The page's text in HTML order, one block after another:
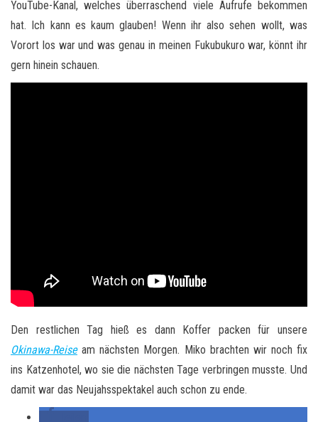
YouTube-Kanal, welches überraschend viele Aufrufe bekommen
hat. Ich kann es kaum glauben! Wenn ihr also sehen wollt, was
Vorort los war und was genau in meinen Fukubukuro war, könnt ihr
gern hinein schauen.
Den restlichen Tag hieß es dann Koffer packen für unsere
Okinawa-Reiseam nächsten Morgen. Miko brachten wir noch fix
ins Katzenhotel, wo sie die nächsten Tage verbringen musste. Und
damit war das Neujahsspektakel auch schon zu ende.